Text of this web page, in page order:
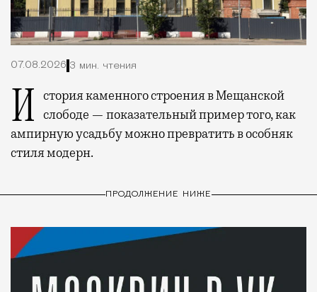
07.08.2026 3 мин. чтения
История каменного строения в Мещанской слободе — показательный пример того, как
ампирную усадьбу можно превратить в особняк
стиля модерн.
ПРОДОЛЖЕНИЕ НИЖЕ